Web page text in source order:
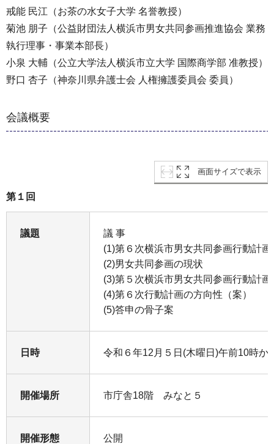
戒能 民江（お茶の水女子大学 名誉教授）
菊池 朋子（公益財団法人横浜市男女共同参画推進協会 業務
執行理事・事業本部長）
小泉 大輔（公立大学法人横浜市立大学 国際商学部 准教授）
野口 杏子（神奈川県弁護士会 人権擁護委員会 委員）
会議概要
画面サイズで表示
第１回
議題
議 事
(1)第６次横浜市男女共同参画行動計
(2)男女共同参画の現状
(3)第５次横浜市男女共同参画行動計
(4)第６次行動計画の方向性（案）
(5)答申の骨子案
日時 令和６年12月５日(木曜日)午前10時か
開催場所 市庁舎18階 みなと５
開催形態 公開